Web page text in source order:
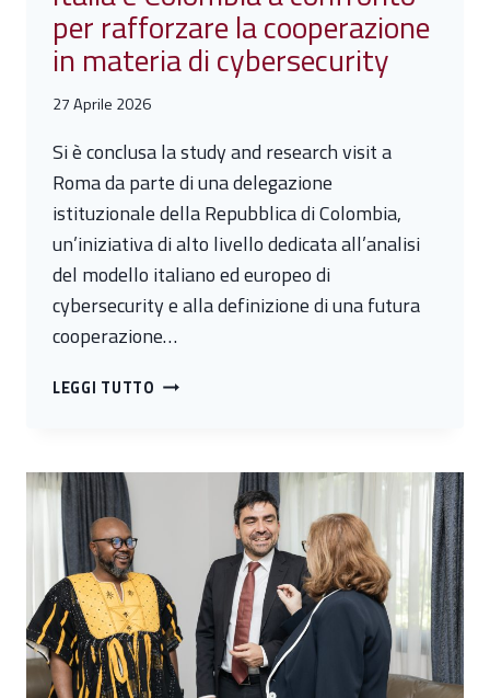
per rafforzare la cooperazione
in materia di cybersecurity
27 Aprile 2026
Si è conclusa la study and research visit a
Roma da parte di una delegazione
istituzionale della Repubblica di Colombia,
un’iniziativa di alto livello dedicata all’analisi
del modello italiano ed europeo di
cybersecurity e alla definizione di una futura
cooperazione…
LEGGI TUTTO ITALIA
CONFRONTO
RAFFORZARE
COOPERAZIONE
IN
MATERIA
DI
CYBERSECURITY